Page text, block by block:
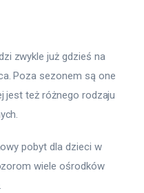
zwykle już gdzieś na
Poza sezonem są one
jest też różnego rodzaju
pobyt dla dzieci w
wiele ośrodków